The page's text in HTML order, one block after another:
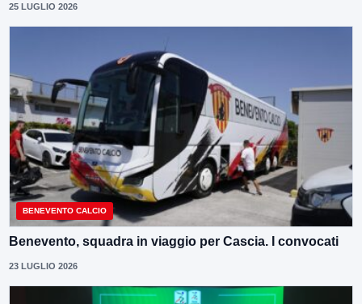
25 LUGLIO 2026
BENEVENTO CALCIO
Benevento, squadra in viaggio per Cascia. I convocati
23 LUGLIO 2026